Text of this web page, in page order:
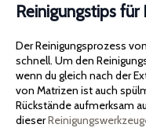
Reinigungstips
Der Reinigungsprozess
schnell. Um den
wenn du gleich nach der
von Matrizen ist auch
Rückstände aufmerksam
dieser